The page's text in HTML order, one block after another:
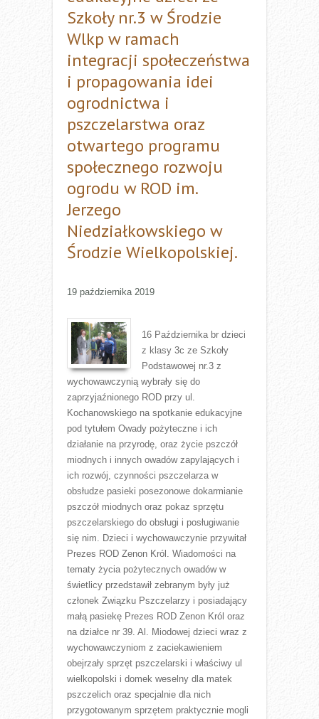
Szkoły nr.3 w Środzie
Wlkp w ramach
integracji społeczeństwa
i propagowania idei
ogrodnictwa i
pszczelarstwa oraz
otwartego programu
społecznego rozwoju
ogrodu w ROD im.
Jerzego
Niedziałkowskiego w
Środzie Wielkopolskiej.
19 października 2019
16 Października br dzieci
z klasy 3c ze Szkoły
Podstawowej nr.3 z
wychowawczynią wybrały się do
zaprzyjaźnionego ROD przy ul.
Kochanowskiego na spotkanie edukacyjne
pod tytułem Owady pożyteczne i ich
działanie na przyrodę, oraz życie pszczół
miodnych i innych owadów zapylających i
ich rozwój, czynności pszczelarza w
obsłudze pasieki posezonowe dokarmianie
pszczół miodnych oraz pokaz sprzętu
pszczelarskiego do obsługi i posługiwanie
się nim. Dzieci i wychowawczynie przywitał
Prezes ROD Zenon Król. Wiadomości na
tematy życia pożytecznych owadów w
świetlicy przedstawił zebranym były już
członek Związku Pszczelarzy i posiadający
małą pasiekę Prezes ROD Zenon Król oraz
na działce nr 39. Al. Miodowej dzieci wraz z
wychowawczyniom z zaciekawieniem
obejrzały sprzęt pszczelarski i właściwy ul
wielkopolski i domek weselny dla matek
pszczelich oraz specjalnie dla nich
przygotowanym sprzętem praktycznie mogli